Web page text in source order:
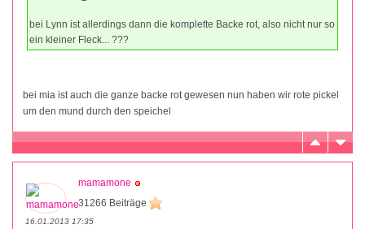
bei Lynn ist allerdings dann die komplette Backe rot, also nicht nur so
ein kleiner Fleck... ???
bei mia ist auch die ganze backe rot gewesen nun haben wir rote pickel
um den mund durch den speichel
mamamone
31266 Beiträge
16.01.2013 17:35